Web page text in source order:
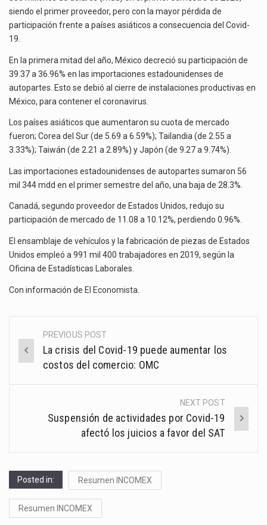
Las métricas tradicionales de los parques industriales —absorción, ocupación y metros cuadrados desarrollados— resultan insuficientes…
El superávit comercial de México con Estados Unidos alcanzó 102,581 millones de dólares (mdd) en…
El Tribunal Federal de Justicia Administrativa (TFJA), a través de su Segunda Sala Regional en…
DE
EU
siendo el primer proveedor, pero con la mayor pérdida de
participación frente a países asiáticos a consecuencia del Covid-
19.
En la primera mitad del año, México decreció su participación de
39.37 a 36.96% en las importaciones estadounidenses de
autopartes. Esto se debió al cierre de instalaciones productivas en
México, para contener el coronavirus.
Los países asiáticos que aumentaron su cuota de mercado
fueron; Corea del Sur (de 5.69 a 6.59%); Tailandia (de 2.55 a
3.33%); Taiwán (de 2.21 a 2.89%) y Japón (de 9.27 a 9.74%).
Las importaciones estadounidenses de autopartes sumaron 56
mil 344 mdd en el primer semestre del año, una baja de 28.3%.
Canadá, segundo proveedor de Estados Unidos, redujo su
participación de mercado de 11.08 a 10.12%, perdiendo 0.96%.
El ensamblaje de vehículos y la fabricación de piezas de Estados
Unidos empleó a 991 mil 400 trabajadores en 2019, según la
Oficina de Estadísticas Laborales.
Con información de El Economista
Post
navigation
PREVIOUS POST
La crisis del Covid-19 puede aumentar los
costos del comercio: OMC
NEXT POST
Suspensión de actividades por Covid-19
afectó los juicios a favor del SAT
Posted in: Resumen INCOMEX
Resumen INCOMEX